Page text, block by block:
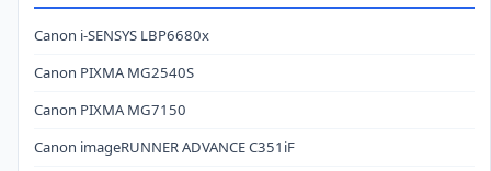
Canon i-SENSYS LBP6680x
Canon PIXMA MG2540S
Canon PIXMA MG7150
Canon imageRUNNER ADVANCE C351iF